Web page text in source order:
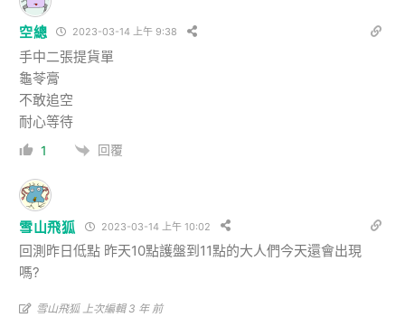
空總 2023-03-14 上午 9:38
手中二張提貨單
龜苓膏
不敢追空
耐心等待
1 回覆
雪山飛狐 2023-03-14 上午 10:02
回測昨日低點 昨天10點護盤到11點的大人們今天還會出現
嗎?
雪山飛狐 上次編輯 3 年 前